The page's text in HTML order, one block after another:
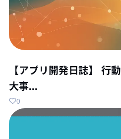
【アプリ開発日誌】 行
大事...
0